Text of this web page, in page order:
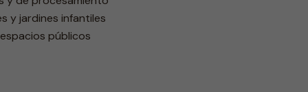
y jardines infantiles
públicos